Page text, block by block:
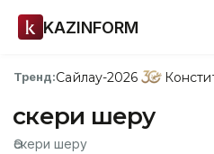
KAZINFORM
Тренд:Сайлау-2026
Әскери шеру
Әскери шеру